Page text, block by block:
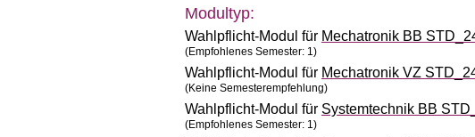
Modultyp:
Wahlpflicht-Modul für Mechatronik BB
(Empfohlenes Semester: 1)
Wahlpflicht-Modul für Mechatronik VZ
(Keine Semesterempfehlung)
Wahlpflicht-Modul für Systemtechnik BB
(Empfohlenes Semester: 1)